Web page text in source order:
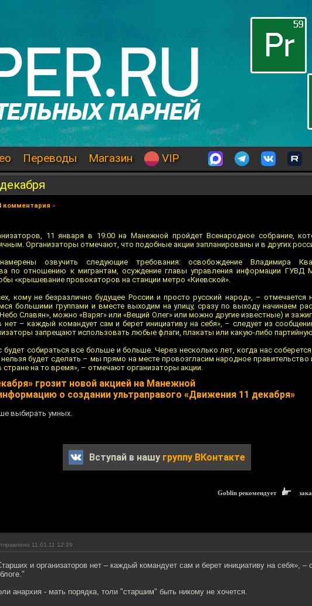
Переводы Магазин VIP
комментария »
11 января в 19:00 на Манежной пройдет Всенародное собрание,
Организаторы отмечают, что подобные акции запланированы и в других
озвучить следующие требования: освобождение Владимира
по отношению к мигрантам, осуждение главы управления информации
«крышевание провокаторов на станции метро «Киевской».
кому не безразлично будущее России и просто русский народ», – отмечается
большими группами и вместе выходим на улицу, сразу по выходу начинаем
Славян», можно «Варяг» или «Вещий Олег» или можно другие известные) и
нет – каждый командует сам и берет инициативу на себя», – следует из
запрещают использовать любые флаги, плакаты или какую-либо партийную
собираться все больше и больше. Через несколько лет, когда нас
будет сделать – мы прямо на месте провозгласим народное правительство
на то время», – отмечают организаторы акции.
грозит новой акцией на Манежной
о создании ультраправого «Движения 11 декабря»
выбирать умных.
Вступай в нашу группу ВКонтакте
Goblin рекомендует
11.01.11 12:29
и организаторов нет – каждый командует сам и берет инициативу на себя», –
анархия - мать порядка, толи "старшим" быть никому не хочется.